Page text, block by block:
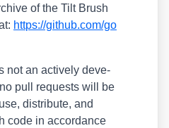
of the Tilt Brush
https://​git​hub​.com/​g​o​
not an actively deve­
pull requests will be
dis­tri­bu­te, and
code in accordance